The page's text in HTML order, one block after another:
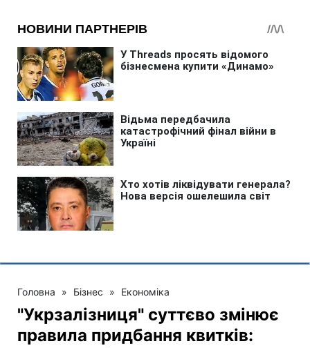
Головна » Бізнес » Економіка
"Укрзалізниця" суттєво змінює
правила придбання квитків: